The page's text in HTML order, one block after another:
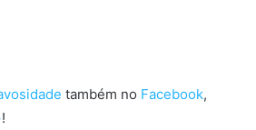
também no Facebook,
!